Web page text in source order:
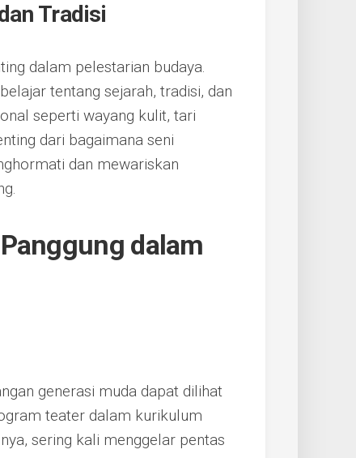
Tradisi
dalam pelestarian budaya.
tentang sejarah, tradisi, dan
seperti wayang kulit, tari
dari bagaimana seni
dan mewariskan
dalam
generasi muda dapat dilihat
teater dalam kurikulum
sering kali menggelar pentas